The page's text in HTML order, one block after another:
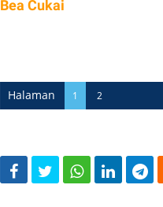
Bea Cukai
Halaman 1 2